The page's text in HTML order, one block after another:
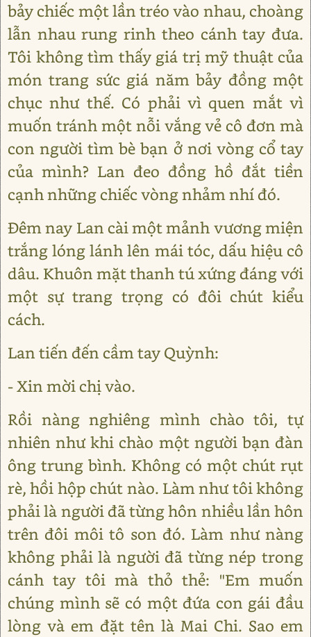
bảy chiếc một lần tréo vào nhau, choàng
lẫn nhau rung rinh theo cánh tay đưa.
Tôi không tìm thấy giá trị mỹ thuật của
món trang sức giá năm bảy đồng một
chục như thế. Có phải vì quen mắt vì
muốn tránh một nỗi vắng vẻ cô đơn mà
con người tìm bè bạn ở nơi vòng cổ tay
của mình? Lan đeo đồng hồ đắt tiền
cạnh những chiếc vòng nhảm nhí đó.
Đêm nay Lan cài một mảnh vương miện
trắng lóng lánh lên mái tóc, dấu hiệu cô
dâu. Khuôn mặt thanh tú xứng đáng với
một sự trang trọng có đôi chút kiểu
cách.
Lan tiến đến cầm tay Quỳnh:
- Xin mời chị vào.
Rồi nàng nghiêng mình chào tôi, tự
nhiên như khi chào một người bạn đàn
ông trung bình. Không có một chút rụt
rè, hồi hộp chút nào. Làm như tôi không
phải là người đã từng hôn nhiều lần hôn
trên đôi môi tô son đó. Làm như nàng
không phải là người đã từng nép trong
cánh tay tôi mà thỏ thẻ: "Em muốn
chúng mình sẽ có một đứa con gái đầu
lòng và em đặt tên là Mai Chi. Sao em